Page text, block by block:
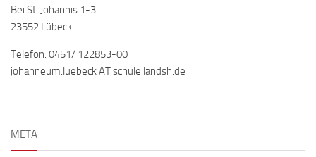
Bei St. Johannis 1-3
23552 Lübeck
Telefon: 0451/ 122853-00
johanneum.luebeck AT schule.landsh.de
META